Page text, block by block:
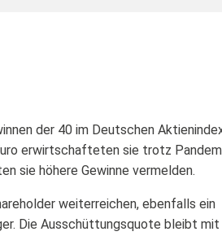
der 40 im Deutschen
erwirtschafteten sie trotz
sie höhere Gewinne vermelden.
weiterreichen, ebenfalls ein
Die Ausschüttungsquote bleibt